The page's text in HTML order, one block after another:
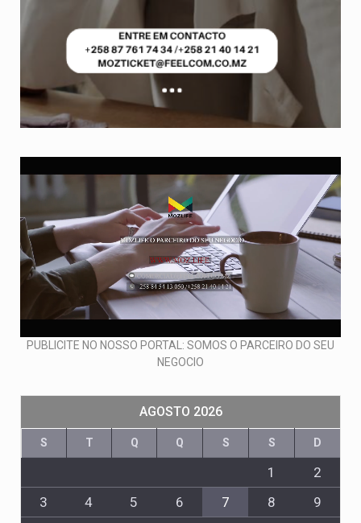
PUBLICITE NO NOSSO PORTAL: SOMOS O PARCEIRO DO SEU
NEGOCIO
AGOSTO 2026
S T Q Q S S D
1
2
3
4 5 6 7 8
9